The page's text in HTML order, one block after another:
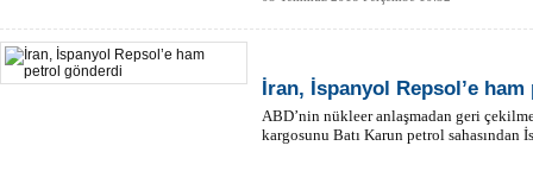
İran, İspanyol Repsol’e
ABD’nin nükleer anlaşmadan geri
kargosunu Batı Karun petrol